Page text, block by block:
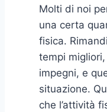
Molti di noi
una certa
fisica.
tempi
impegni, e
situazione.
che l’attività